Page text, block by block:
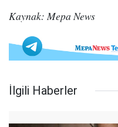
Kaynak: Mepa News
İlgili Haberler